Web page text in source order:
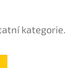
kategorie.